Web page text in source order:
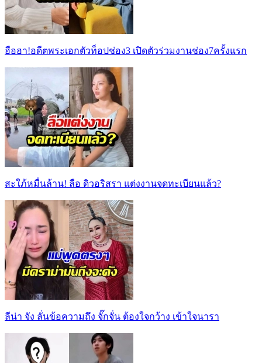
ฮือฮา!อดีตพระเอกตัวท็อปช่อง3 เปิดตัวร่วมงานช่อง7ครั้งแรก
สะใภ้หมื่นล้าน! ลือ ดิวอริสรา แต่งงานจดทะเบียนแล้ว?
ลีน่า จัง ลั่นข้อความถึง จั๊กจั่น ต้องใจกว้าง เข้าใจนารา